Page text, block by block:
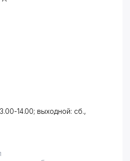
подставки под
ООО «TEMIRCHI
и торгового
общественного
Узбекистана
и
изделий
размерам
и имеет сертификат
сертификат.
14.00; выходной: сб.,